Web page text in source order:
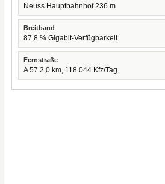
Neuss Hauptbahnhof 236 m
Breitband
87,8 % Gigabit-Verfügbarkeit
Fernstraße
A 57 2,0 km, 118.044 Kfz/Tag